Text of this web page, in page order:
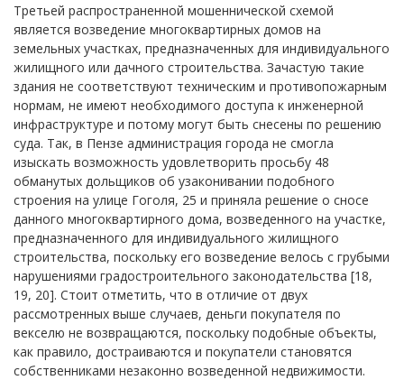
Третьей распространенной мошеннической схемой
является возведение многоквартирных домов на
земельных участках, предназначенных для индивидуального
жилищного или дачного строительства. Зачастую такие
здания не соответствуют техническим и противопожарным
нормам, не имеют необходимого доступа к инженерной
инфраструктуре и потому могут быть снесены по решению
суда. Так, в Пензе администрация города не смогла
изыскать возможность удовлетворить просьбу 48
обманутых дольщиков об узаконивании подобного
строения на улице Гоголя, 25 и приняла решение о сносе
данного многоквартирного дома, возведенного на участке,
предназначенного для индивидуального жилищного
строительства, поскольку его возведение велось с грубыми
нарушениями градостроительного законодательства [18,
19, 20]. Стоит отметить, что в отличие от двух
рассмотренных выше случаев, деньги покупателя по
векселю не возвращаются, поскольку подобные объекты,
как правило, достраиваются и покупатели становятся
собственниками незаконно возведенной недвижимости.